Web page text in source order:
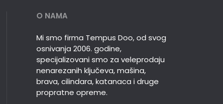
O NAMA
Mi smo firma Tempus Doo, od svog
osnivanja 2006. godine,
specijalizovani smo za veleprodaju
nenarezanih ključeva, mašina,
brava, cilindara, katanaca i druge
propratne opreme.